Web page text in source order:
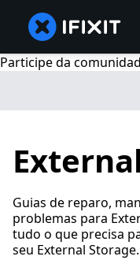
Participe da
Guias de reparo,
problemas para
tudo o que precisa
seu External Storage.